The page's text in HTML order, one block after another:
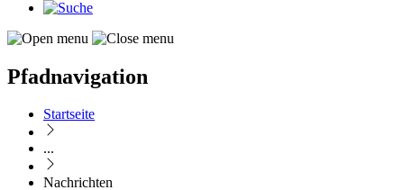
Pfadnavigation
Startseite
...
Nachrichten